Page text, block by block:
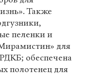
Также
пеленки и
для
обеспечена
полотенец для